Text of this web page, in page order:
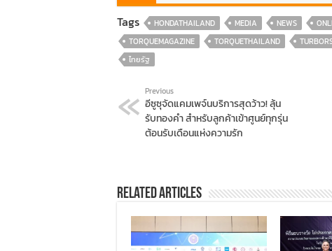
Tags
HONDATHAILAND MEDIA NEWS
TORQUEMAGAZINE
TORQUETHAILAND
ไทยรัฐ
Previous
อีซูซุจัดแคมเพจ์นบริการสุดว้าว! ลุ้น
รับทองคำ สำหรับลูกค้าเข้าศูนย์ทุกรุ่น
ต้อนรับเดือนแห่งความรัก
Related Articles